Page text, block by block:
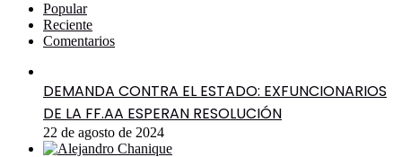
Popular
Reciente
Comentarios
DEMANDA CONTRA EL ESTADO: EXFUNCIONARIOS
DE LA FF.AA ESPERAN RESOLUCIÓN
22 de agosto de 2024